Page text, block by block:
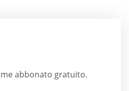
abbonato gratuito.